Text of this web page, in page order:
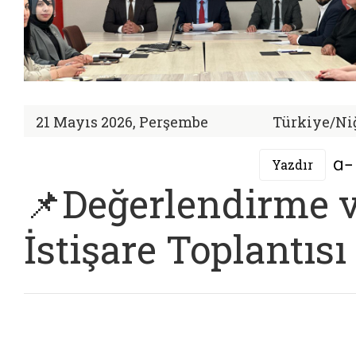
21 Mayıs 2026, Perşembe Türkiye/
Yazdır
📌Değerlendirme
İstişare Toplantısı